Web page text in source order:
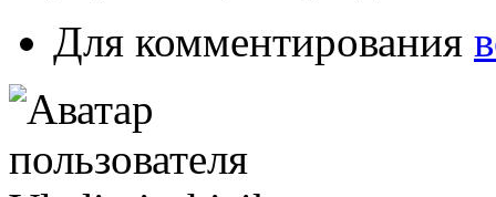
Для комментирования